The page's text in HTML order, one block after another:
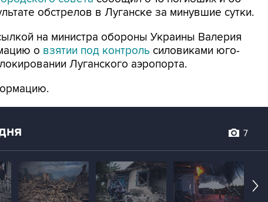
обстрелов в Луганске за минувшие сутки.
на министра обороны Украины Валерия
о взятии под контроль силовиками юго-
Луганского аэропорта.
7